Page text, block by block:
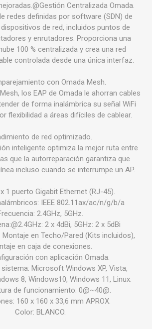
Centralizada Omada.
redes definidas por software (SDN) de
de red, incluidos puntos de
y enrutadores. Proporciona una
100 % centralizada y crea una red
controlada desde una única interfaz.
con Omada Mesh.
los EAP de Omada le ahorran cables
de forma inalámbrica su señal WiFi
flexibilidad a áreas difíciles de cablear.
de red optimizado.
inteligente optimiza la mejor ruta entre
que la autorreparación garantiza que
incluso cuando se interrumpe un AP.
1 puerto Gigabit Ethernet (RJ-45).
IEEE 802.11ax/ac/n/g/b/a
2.4GHz, 5GHz.
2 x 4dBi, 5GHz: 2 x 5dBi
en Techo/Pared (Kits incluidos),
en caja de conexiones.
con aplicación Omada.
sistema: Microsoft Windows XP, Vista,
8, Windows10, Windows 11, Linux.
de funcionamiento: 0@~40@.
160 x 160 x 33,6 mm APROX.
Color: BLANCO.